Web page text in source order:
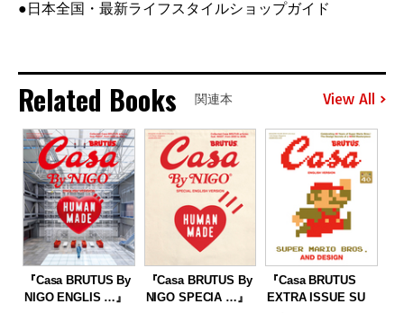
●日本全国・最新ライフスタイルショップガイド
Related Books 関連本 View All
『Casa BRUTUS By
NIGO ENGLIS …』
『Casa BRUTUS By
NIGO SPECIA …』
『Casa BRUTUS
EXTRA ISSUE SU